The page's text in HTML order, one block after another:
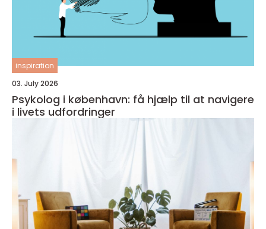
inspiration
03. July 2026
Psykolog i københavn: få hjælp til at navigere
i livets udfordringer